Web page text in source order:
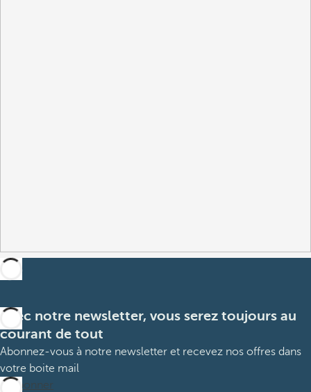
Avec notre newsletter, vous serez toujours au
courant de tout
Abonnez-vous à notre newsletter et recevez nos offres dans
votre boite mail
M’abonner